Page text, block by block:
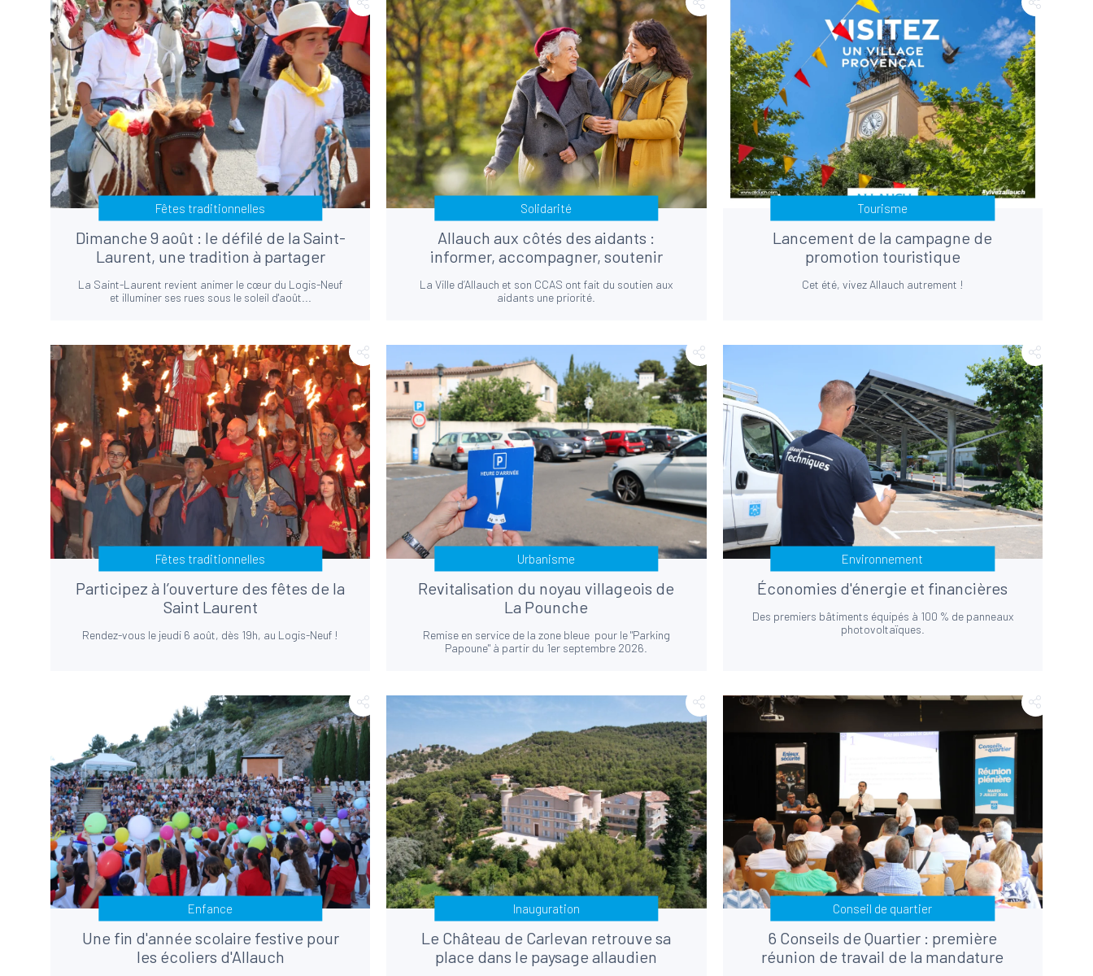
Fêtes traditionnelles
Dimanche 9 août : le défilé de la Saint-
Laurent, une tradition à partager
La Saint-Laurent revient animer le cœur du Logis-Neuf
et illuminer ses rues sous le soleil d'août...
Solidarité
Allauch aux côtés des aidants :
informer, accompagner, soutenir
La Ville d’Allauch et son CCAS ont fait du soutien aux
aidants une priorité.
Tourisme
Lancement de la campagne de
promotion touristique
Cet été, vivez Allauch autrement !
Fêtes traditionnelles
Participez à l’ouverture des fêtes de la
Saint Laurent
Rendez-vous le jeudi 6 août, dès 19h, au Logis-Neuf !
Urbanisme
Revitalisation du noyau villageois de
La Pounche
Remise en service de la zone bleue pour le "Parking
Papoune" à partir du 1er septembre 2026.
Environnement
Économies d'énergie et financières
Des premiers bâtiments équipés à 100 % de panneaux
photovoltaïques.
Enfance
Une fin d'année scolaire festive pour
les écoliers d'Allauch
Inauguration
Le Château de Carlevan retrouve sa
place dans le paysage allaudien
Conseil de quartier
6 Conseils de Quartier : première
réunion de travail de la mandature